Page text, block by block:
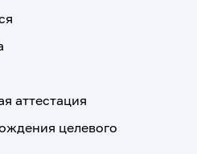
аттестация
целевого